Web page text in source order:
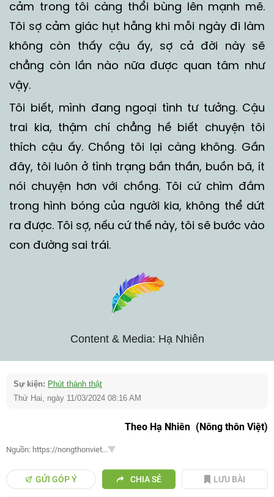
cảm trong tôi càng thổi bùng lên mạnh mẽ.
Tôi sợ cảm giác hụt hẫng khi mỗi ngày đi làm
không còn thấy cậu ấy, sợ cả đời này sẽ
chẳng còn lần nào nữa được quan tâm như
vậy.
Tôi biết, mình đang ngoại tình tư tưởng. Cậu
trai kia, thậm chí chẳng hề biết chuyện tôi
thích cậu ấy. Chồng tôi lại càng không. Gần
đây, tôi luôn ở tình trạng bần thần, buồn bã, ít
nói chuyện hơn với chồng. Tôi cứ chìm đắm
trong hình bóng của người kia, không thể dứt
ra được. Tôi sợ, nếu cứ thế này, tôi sẽ bước vào
con đường sai trái.
Content & Media: Hạ Nhiên
Sự kiện: Phút thành thật
Thứ Hai, ngày 11/03/2024 08:16 AM
Theo Hạ Nhiên (Nông thôn Việt)
Nguồn: https://nongthonviet...
GỬI GÓP Ý CHIA SẺ LƯU BÀI